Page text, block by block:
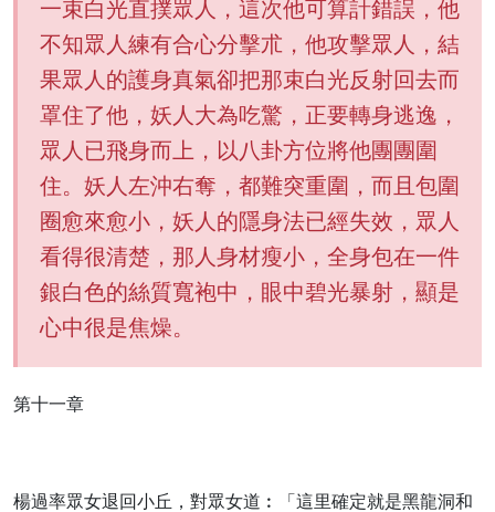
一束白光直撲眾人，這次他可算計錯誤，他
不知眾人練有合心分擊朮，他攻擊眾人，結
果眾人的護身真氣卻把那束白光反射回去而
罩住了他，妖人大為吃驚，正要轉身逃逸，
眾人已飛身而上，以八卦方位將他團團圍
住。妖人左沖右奪，都難突重圍，而且包圍
圈愈來愈小，妖人的隱身法已經失效，眾人
看得很清楚，那人身材瘦小，全身包在一件
銀白色的絲質寬袍中，眼中碧光暴射，顯是
心中很是焦燥。
第十一章
楊過率眾女退回小丘，對眾女道︰「這里確定就是黑龍洞和